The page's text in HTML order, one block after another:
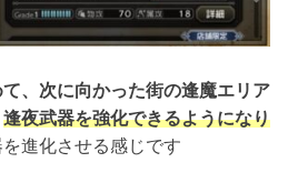
、次に向かった街の逢魔エリア
逢夜武器を強化できるようになり
進化させる感じです